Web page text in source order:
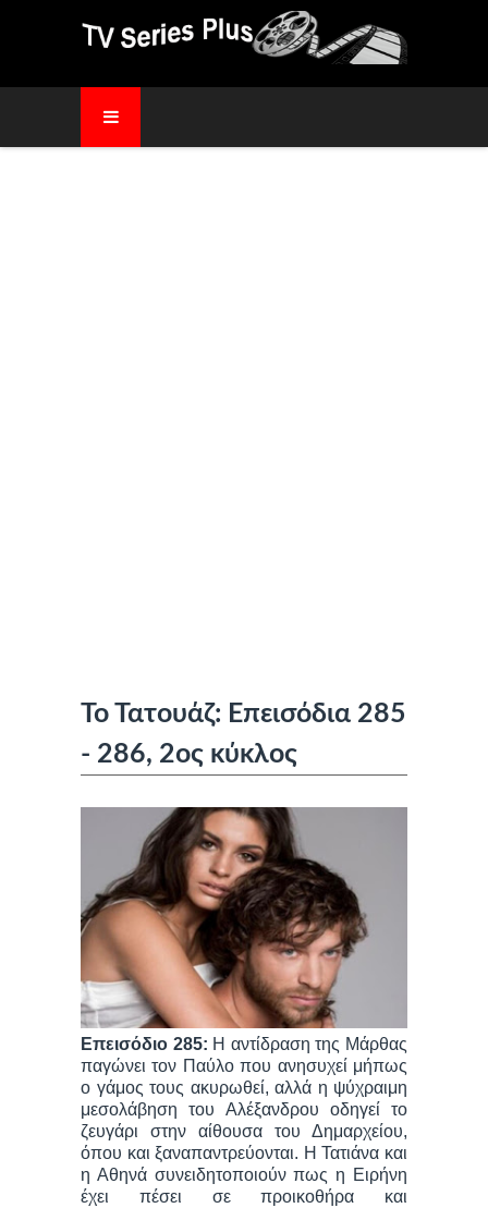
Το Τατουάζ: Επεισόδια 285
- 286, 2ος κύκλος
Επεισόδιο 285: Η αντίδραση της Μάρθας
παγώνει τον Παύλο που ανησυχεί μήπως
ο γάμος τους ακυρωθεί, αλλά η ψύχραιμη
μεσολάβηση του Αλέξανδρου οδηγεί το
ζευγάρι στην αίθουσα του Δημαρχείου,
όπου και ξαναπαντρεύονται. Η Τατιάνα και
η Αθηνά συνειδητοποιούν πως η Ειρήνη
έχει πέσει σε προικοθήρα και